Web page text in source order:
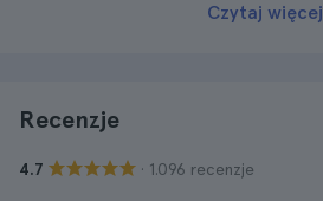
Czytaj więcej
Recenzje
4.7 · 1.096 recenzje